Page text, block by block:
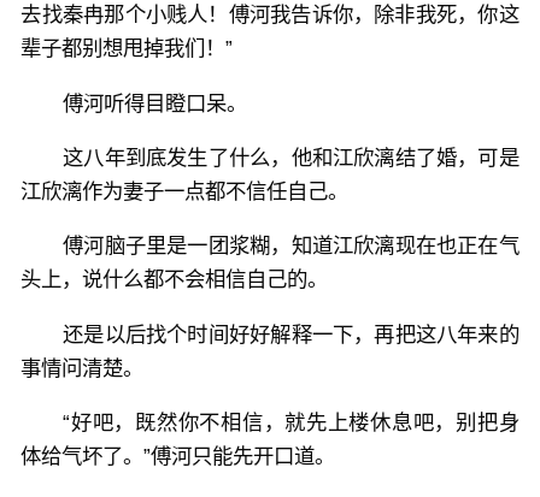
去找秦冉那个小贱人！傅河我告诉你，除非我死，你这
辈子都别想甩掉我们！”
傅河听得目瞪口呆。
这八年到底发生了什么，他和江欣漓结了婚，可是
江欣漓作为妻子一点都不信任自己。
傅河脑子里是一团浆糊，知道江欣漓现在也正在气
头上，说什么都不会相信自己的。
还是以后找个时间好好解释一下，再把这八年来的
事情问清楚。
“好吧，既然你不相信，就先上楼休息吧，别把身
体给气坏了。”傅河只能先开口道。